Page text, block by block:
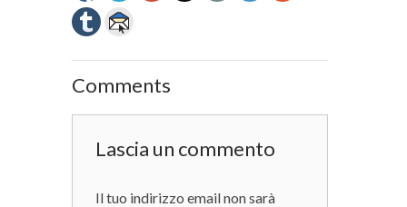
Comments
Lascia un commento
Il tuo indirizzo email non sarà